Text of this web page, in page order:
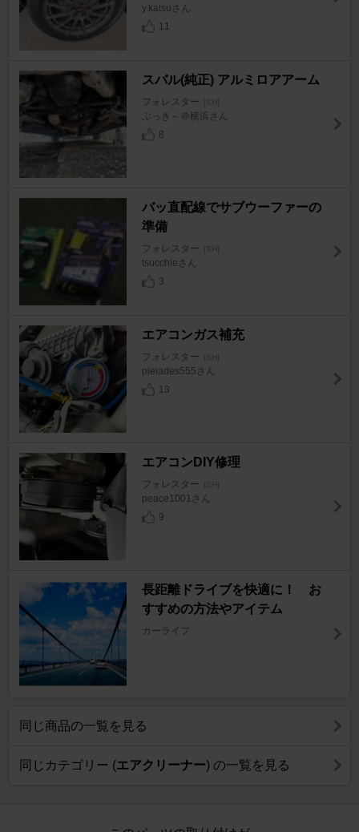
y.katsuさん
11
スバル(純正) アルミロアアーム
フォレスター [SH]
ぶっき～＠横浜さん
8
バッ直配線でサブウーファーの
準備
フォレスター [SH]
tsucchieさん
3
エアコンガス補充
フォレスター [SH]
pleiades555さん
13
エアコンDIY修理
フォレスター [SH]
peace1001さん
9
長距離ドライブを快適に！ お
すすめの方法やアイテム
カーライフ
同じ商品の一覧を見る
同じカテゴリー (エアクリーナー) の一覧を見る